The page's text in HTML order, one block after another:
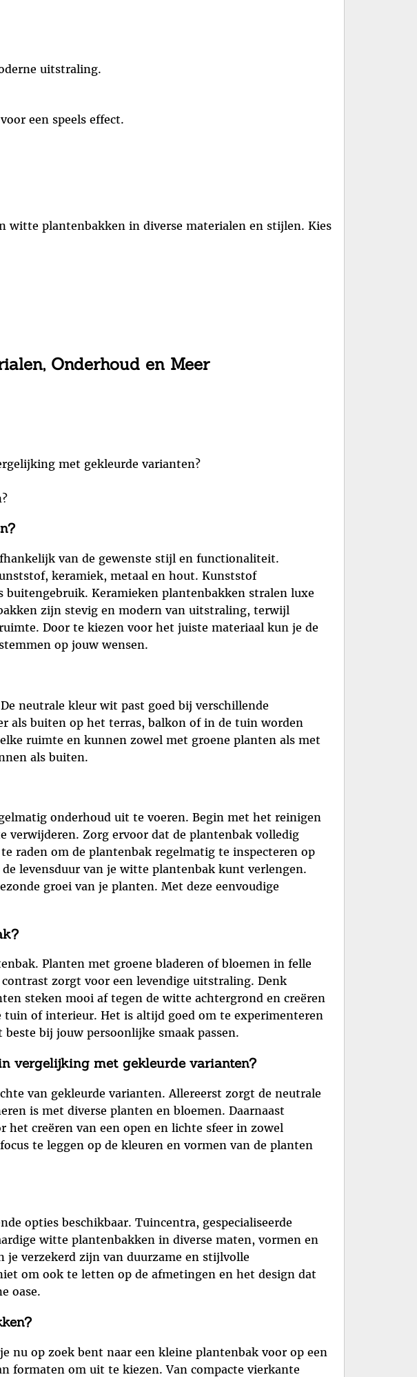
uitstraling.
een speels effect.
witte plantenbakken in diverse materialen en stijlen. Kies
Onderhoud en Meer
met gekleurde varianten?
van de gewenste stijl en functionaliteit.
keramiek, metaal en hout. Kunststof
Keramieken plantenbakken stralen luxe
zijn stevig en modern van uitstraling, terwijl
Door te kiezen voor het juiste materiaal kun je de
op jouw wensen.
neutrale kleur wit past goed bij verschillende
als buiten op het terras, balkon of in de tuin worden
ruimte en kunnen zowel met groene planten als met
als buiten.
onderhoud uit te voeren. Begin met het reinigen
Zorg ervoor dat de plantenbak volledig
raden om de plantenbak regelmatig te inspecteren op
levensduur van je witte plantenbak kunt verlengen.
groei van je planten. Met deze eenvoudige
Planten met groene bladeren of bloemen in felle
zorgt voor een levendige uitstraling. Denk
steken mooi af tegen de witte achtergrond en creëren
tuin of interieur. Het is altijd goed om te experimenteren
bij jouw persoonlijke smaak passen.
vergelijking met gekleurde varianten?
van gekleurde varianten. Allereerst zorgt de neutrale
is met diverse planten en bloemen. Daarnaast
creëren van een open en lichte sfeer in zowel
te leggen op de kleuren en vormen van de planten
opties beschikbaar. Tuincentra, gespecialiseerde
witte plantenbakken in diverse maten, vormen en
je verzekerd zijn van duurzame en stijlvolle
om ook te letten op de afmetingen en het design dat
oase.
nu op zoek bent naar een kleine plantenbak voor op een
formaten om uit te kiezen. Van compacte vierkante